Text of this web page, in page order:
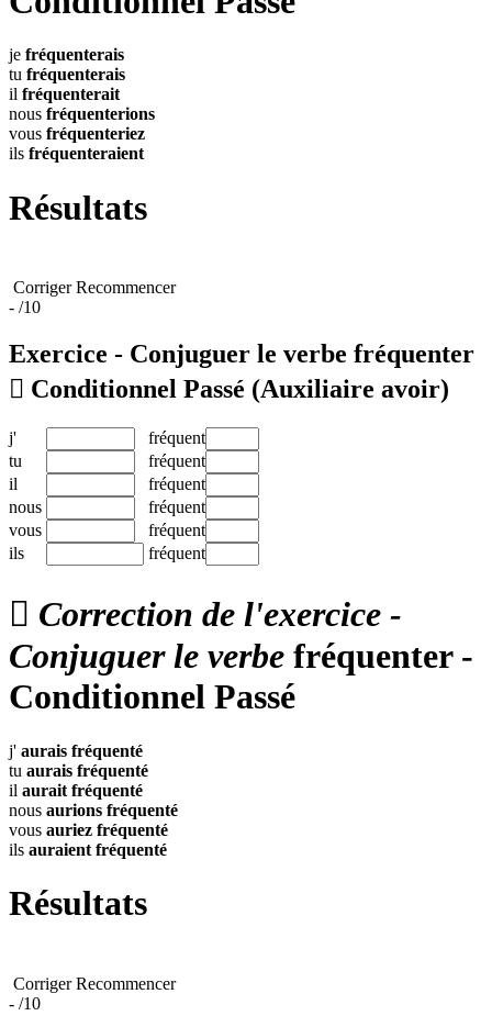
je fréquenterais
tu fréquenterais
il fréquenterait
nous fréquenterions
vous fréquenteriez
ils fréquenteraient
Résultats
CorrigerRecommencer
- /10
Exercice - Conjuguer le verbe fréquenter
 Conditionnel Passé (Auxiliaire avoir)
j'
fréquent
tu
fréquent
il
fréquent
nous
fréquent
vous
fréquent
ils
fréquent
 Correction de l'exercice -
Conjuguer le verbe fréquenter -
Conditionnel Passé
j' aurais fréquenté
tu aurais fréquenté
il aurait fréquenté
nous aurions fréquenté
vous auriez fréquenté
ils auraient fréquenté
Résultats
CorrigerRecommencer
- /10